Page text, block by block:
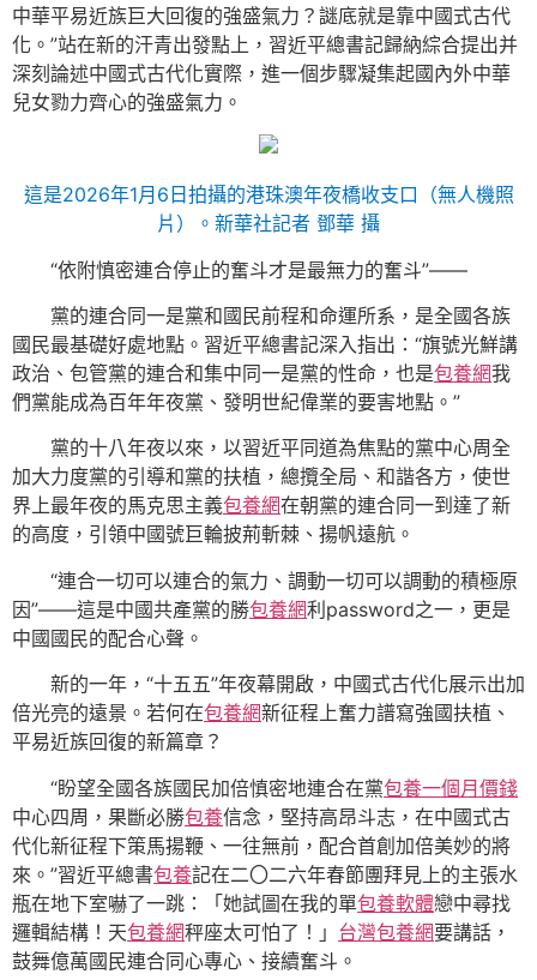
中華平易近族巨大回復的強盛氣力？謎底就是靠中國式古代
化。”站在新的汗青出發點上，習近平總書記歸納綜合提出并
深刻論述中國式古代化實際，進一個步驟凝集起國內外中華
兒女勠力齊心的強盛氣力。
這是2026年1月6日拍攝的港珠澳年夜橋收支口（無人機照
片）。新華社記者 鄧華 攝
“依附慎密連合停止的奮斗才是最無力的奮斗”——
黨的連合同一是黨和國民前程和命運所系，是全國各族
國民最基礎好處地點。習近平總書記深入指出：“旗號光鮮講
政治、包管黨的連合和集中同一是黨的性命，也是包養網我
們黨能成為百年年夜黨、發明世紀偉業的要害地點。”
黨的十八年夜以來，以習近平同道為焦點的黨中心周全
加大力度黨的引導和黨的扶植，總攬全局、和諧各方，使世
界上最年夜的馬克思主義包養網在朝黨的連合同一到達了新
的高度，引領中國號巨輪披荊斬棘、揚帆遠航。
“連合一切可以連合的氣力、調動一切可以調動的積極原
因”——這是中國共產黨的勝包養網利password之一，更是
中國國民的配合心聲。
新的一年，“十五五”年夜幕開啟，中國式古代化展示出加
倍光亮的遠景。若何在包養網新征程上奮力譜寫強國扶植、
平易近族回復的新篇章？
“盼望全國各族國民加倍慎密地連合在黨包養一個月價錢
中心四周，果斷必勝包養信念，堅持高昂斗志，在中國式古
代化新征程下策馬揚鞭、一往無前，配合首創加倍美妙的將
來。”習近平總書包養記在二〇二六年春節團拜見上的主張水
瓶在地下室嚇了一跳：「她試圖在我的單包養軟體戀中尋找
邏輯結構！天包養網秤座太可怕了！」 台灣包養網要講話，
鼓舞億萬國民連合同心專心、接續奮斗。